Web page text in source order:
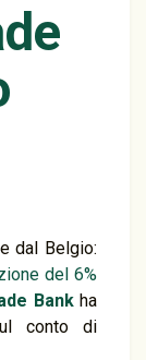
dal Belgio:
del 6%
Bankha
conto di